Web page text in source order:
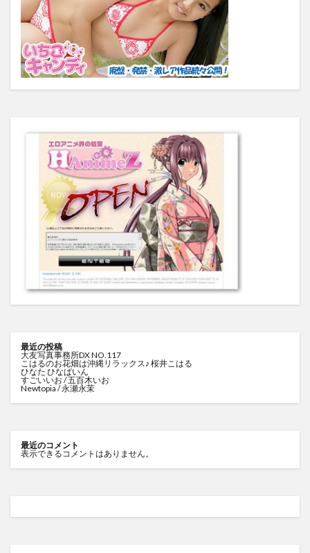
最近の投稿
大友写真事務所DX NO.117
こはるのお花畑は沖縄リラックス♪ 桜井こはる
ひなた ひなぱいん
すごいいお / 五百木いお
Newtopia / 永瀬永茉
最近のコメント
表示できるコメントはありません。